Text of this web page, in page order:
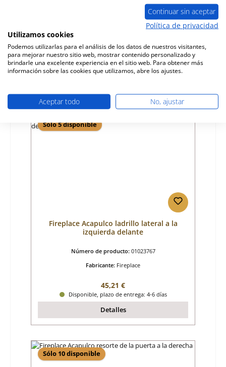
01023472
Precio normal:
50,23 €
Disponible, plazo de entrega: 4-6 días
Sólo 5 disponible
Fireplace Acapulco ladrillo lateral a la
izquierda delante
Número de producto: 01023767
Fabricante: Fireplace
Precio normal:
45,21 €
Disponible, plazo de entrega: 4-6 días
Detalles
Sólo 10 disponible
Continuar sin aceptar
Política de privacidad
Utilizamos cookies
Podemos utilizarlas para el análisis de los datos de nuestros visitantes,
para mejorar nuestro sitio web, mostrar contenido personalizado y
brindarle una excelente experiencia en el sitio web. Para obtener más
información sobre las cookies que utilizamos, abre los ajustes.
Aceptar todo No, ajustar